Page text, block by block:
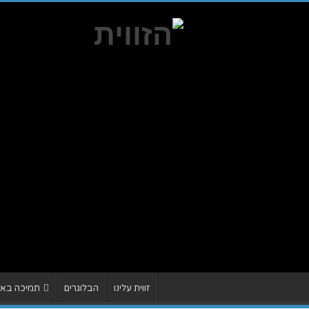
זווית עלינו הבלוגרים תמיכה